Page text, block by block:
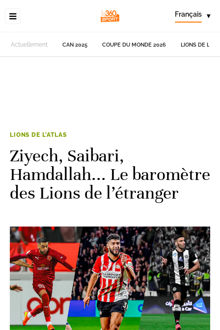
Français ▾
Actuellement CAN 2025 COUPE DU MONDE 2026 LIONS DE
LIONS DE L'ATLAS
Ziyech, Saibari,
Hamdallah... Le baromètre
des Lions de l’étranger